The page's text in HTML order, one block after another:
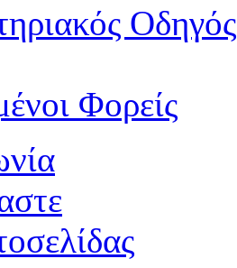
Οδηγός
Φορείς